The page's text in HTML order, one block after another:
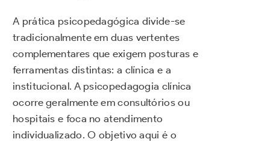
A prática psicopedagógica divide-se
tradicionalmente em duas vertentes
complementares que exigem posturas e
ferramentas distintas: a clínica e a
institucional. A psicopedagogia clínica
ocorre geralmente em consultórios ou
hospitais e foca no atendimento
individualizado. O objetivo aqui é o